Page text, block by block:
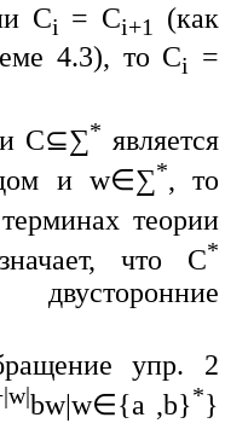
Ci = Ci+1
(как
4.3), то Ci
=
C⊆∑* является
и w∈∑*, то
теории
что C*
упр. 2
bw|w∈{a ,b}*}